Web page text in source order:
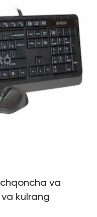
va
kulrang